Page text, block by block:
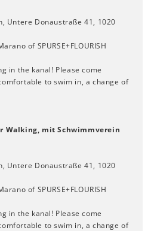
Untere Donaustraße 41, 1020
of SPURSE+FLOURISH
in the kanal! Please come
to swim in, a change of
Walking, mit Schwimmverein
Untere Donaustraße 41, 1020
of SPURSE+FLOURISH
in the kanal! Please come
to swim in, a change of